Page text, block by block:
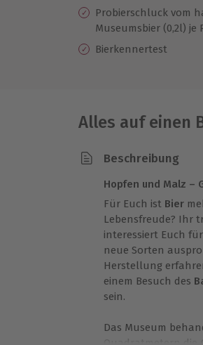
Probierschluck vom
Museumsbier (0,2l) je
Bierkennertest
Alles auf einen
Beschreibung
Hopfen und Malz –
Für Euch ist Bier
Lebensfreude? Ihr
interessiert Euch
neue Sorten
Herstellung
einem Besuch des
sein.
Das Museum